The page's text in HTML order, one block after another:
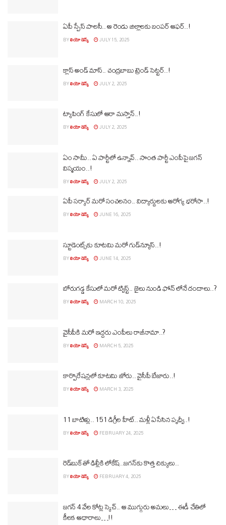
ఏపీ స్పేస్‌ పాలసీ.. ఆ రెండు జిల్లాలకు బంపర్ ఆఫర్‌..!
BYలియో డెస్క్ JULY 15, 2025
క్లాస్‌ అండ్ మాస్‌.. చంద్రబాబు ట్రెండ్ సెట్టర్..!
BYలియో డెస్క్ JULY 2, 2025
ట్యాపింగ్ కేసులో ఆరా మస్తాన్‌..!
BYలియో డెస్క్ JULY 2, 2025
ఏం సామీ.. ఏ పార్టీలో ఉన్నావ్‌.. సొంత పార్టీ ఎంపీపై జగన్‌
విస్మయం..!
BYలియో డెస్క్ JULY 2, 2025
ఏపీ సర్కార్‌ మరో సంచలనం.. విద్యార్థులకు ఆరోగ్య భరోసా..!
BYలియో డెస్క్ JUNE 16, 2025
స్టూడెంట్స్‌కు కూటమి మరో గుడ్‌న్యూస్‌..!
BYలియో డెస్క్ JUNE 14, 2025
బోరుగడ్డ కేసులో మరో ట్విస్ట్‌.. జైలు నుండి ఫోన్‌ లోనే దందాలు..?
BYలియో డెస్క్ MARCH 10, 2025
వైసీపీకి మరో ఇద్దరు ఎంపీలు రాజీనామా..?
BYలియో డెస్క్ MARCH 5, 2025
కార్పొరేషన్లలో కూటమి జోరు.. వైసీపీ బేజారు..!
BYలియో డెస్క్ MARCH 3, 2025
11 బాటిళ్లు.. 151 డిగ్రీల హీట్‌.. మళ్లీ ఏసేసిన పృధ్వీ..!
BYలియో డెస్క్ FEBRUARY 24, 2025
రెడ్‌బుక్‌తో ఢిల్లీకి లోకేష్‌..జగన్‌కు కొత్త చిక్కులు..
BYలియో డెస్క్ FEBRUARY 4, 2025
జగన్‌ 4 వేల కోట్ల స్కెచ్‌.. ఆ ముగ్గురు అమలు… ఈడీ చేతిలో
కీలక ఆధారాలు…!!